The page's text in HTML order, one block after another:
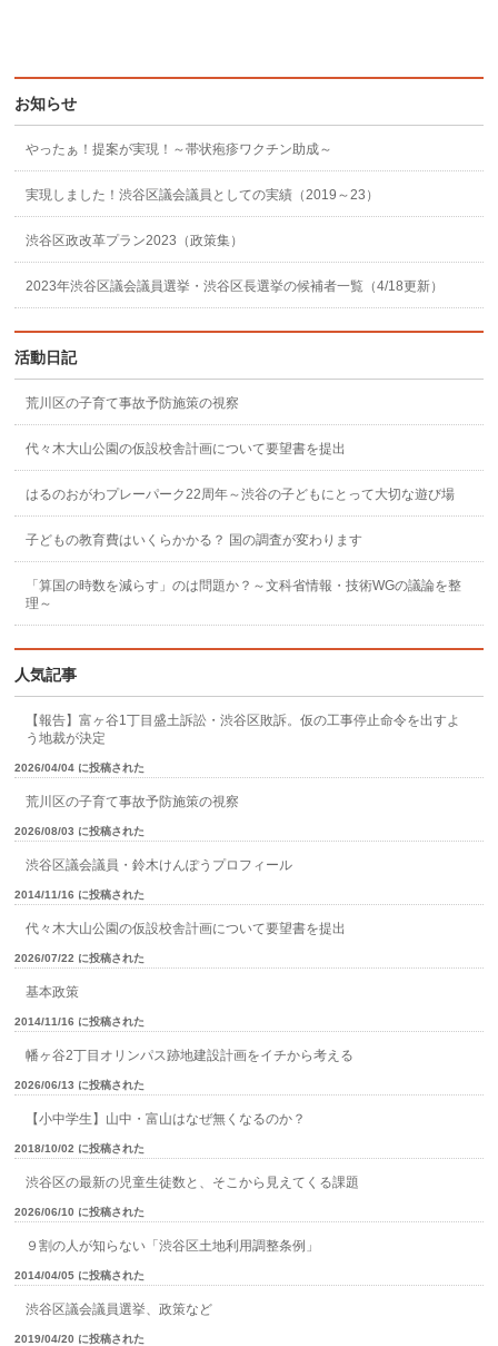
お知らせ
やったぁ！提案が実現！～帯状疱疹ワクチン助成～
実現しました！渋谷区議会議員としての実績（2019～23）
渋谷区政改革プラン2023（政策集）
2023年渋谷区議会議員選挙・渋谷区長選挙の候補者一覧（4/18更新）
活動日記
荒川区の子育て事故予防施策の視察
代々木大山公園の仮設校舎計画について要望書を提出
はるのおがわプレーパーク22周年～渋谷の子どもにとって大切な遊び場
子どもの教育費はいくらかかる？ 国の調査が変わります
「算国の時数を減らす」のは問題か？～文科省情報・技術WGの議論を整
理～
人気記事
【報告】富ヶ谷1丁目盛土訴訟・渋谷区敗訴。仮の工事停止命令を出すよ
う地裁が決定
2026/04/04 に投稿された
荒川区の子育て事故予防施策の視察
2026/08/03 に投稿された
渋谷区議会議員・鈴木けんぽうプロフィール
2014/11/16 に投稿された
代々木大山公園の仮設校舎計画について要望書を提出
2026/07/22 に投稿された
基本政策
2014/11/16 に投稿された
幡ヶ谷2丁目オリンパス跡地建設計画をイチから考える
2026/06/13 に投稿された
【小中学生】山中・富山はなぜ無くなるのか？
2018/10/02 に投稿された
渋谷区の最新の児童生徒数と、そこから見えてくる課題
2026/06/10 に投稿された
９割の人が知らない「渋谷区土地利用調整条例」
2014/04/05 に投稿された
渋谷区議会議員選挙、政策など
2019/04/20 に投稿された